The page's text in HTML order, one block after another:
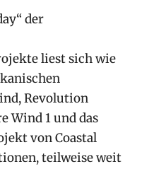
der
liest sich wie
Revolution
Wind 1 und das
von Coastal
teilweise weit